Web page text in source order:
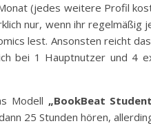
(jedes weitere Profil
nur, wenn ihr
lest. Ansonsten reicht
bei 1 Hauptnutzer und 4
Modell „BookBeat
25 Stunden hören,